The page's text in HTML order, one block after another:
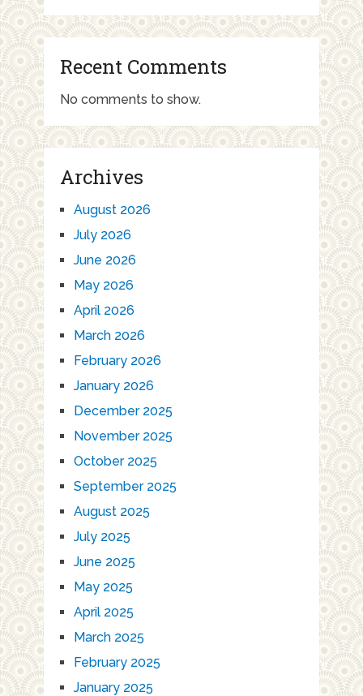
Recent Comments
No comments to show.
Archives
August 2026
July 2026
June 2026
May 2026
April 2026
March 2026
February 2026
January 2026
December 2025
November 2025
October 2025
September 2025
August 2025
July 2025
June 2025
May 2025
April 2025
March 2025
February 2025
January 2025